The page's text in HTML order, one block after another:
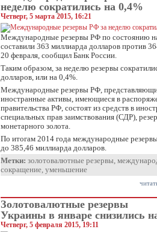
неделю сократились на 0,4%
Четверг, 5 марта 2015, 16:21
Международные резервы РФ по состоянию
составили 363 миллиарда долларов против
20 февраля, сообщил Банк России.
Таким образом, за неделю резервы
долларов, или на 0,4%.
Международные резервы РФ,
иностранные активы, имеющиеся в
правительства РФ, состоят из средств в
специальных прав заимствования (СДР),
монетарного золота.
По итогам 2014 года международные
до 385,46 миллиарда долларов.
Метки: золотовалютные резервы,
сокращение, уменьшение
Золотовалютные резервы
Украины в январе снизились
Четверг, 5 февраля 2015, 19:11